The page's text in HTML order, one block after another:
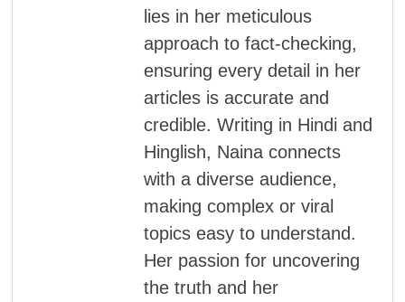
lies in her meticulous
approach to fact-checking,
ensuring every detail in her
articles is accurate and
credible. Writing in Hindi and
Hinglish, Naina connects
with a diverse audience,
making complex or viral
topics easy to understand.
Her passion for uncovering
the truth and her